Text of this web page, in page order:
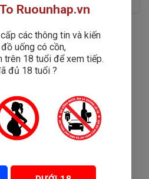
of
Ruounhap.vn
các thông tin và kiến
uống có cồn,
trên 18 tuổi để xem tiếp.
đủ 18 tuổi ?